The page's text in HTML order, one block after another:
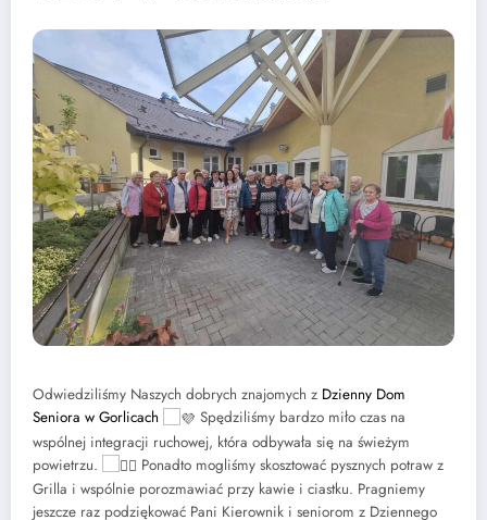
Odwiedziliśmy Naszych dobrych znajomych z Dzienny Dom
Seniora w Gorlicach
Spędziliśmy bardzo miło czas na
wspólnej integracji ruchowej, która odbywała się na świeżym
powietrzu.
Ponadto mogliśmy skosztować pysznych potraw z
Grilla i wspólnie porozmawiać przy kawie i ciastku. Pragniemy
jeszcze raz podziękować Pani Kierownik i seniorom z Dziennego